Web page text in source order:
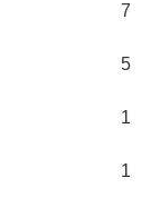
7
5
1
1